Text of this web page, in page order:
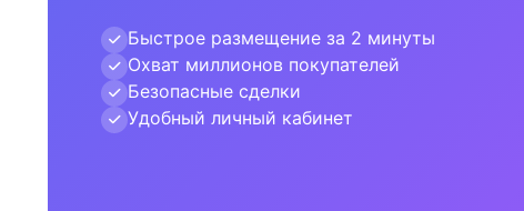
Быстрое размещение за 2 минуты
Охват миллионов покупателей
Безопасные сделки
Удобный личный кабинет